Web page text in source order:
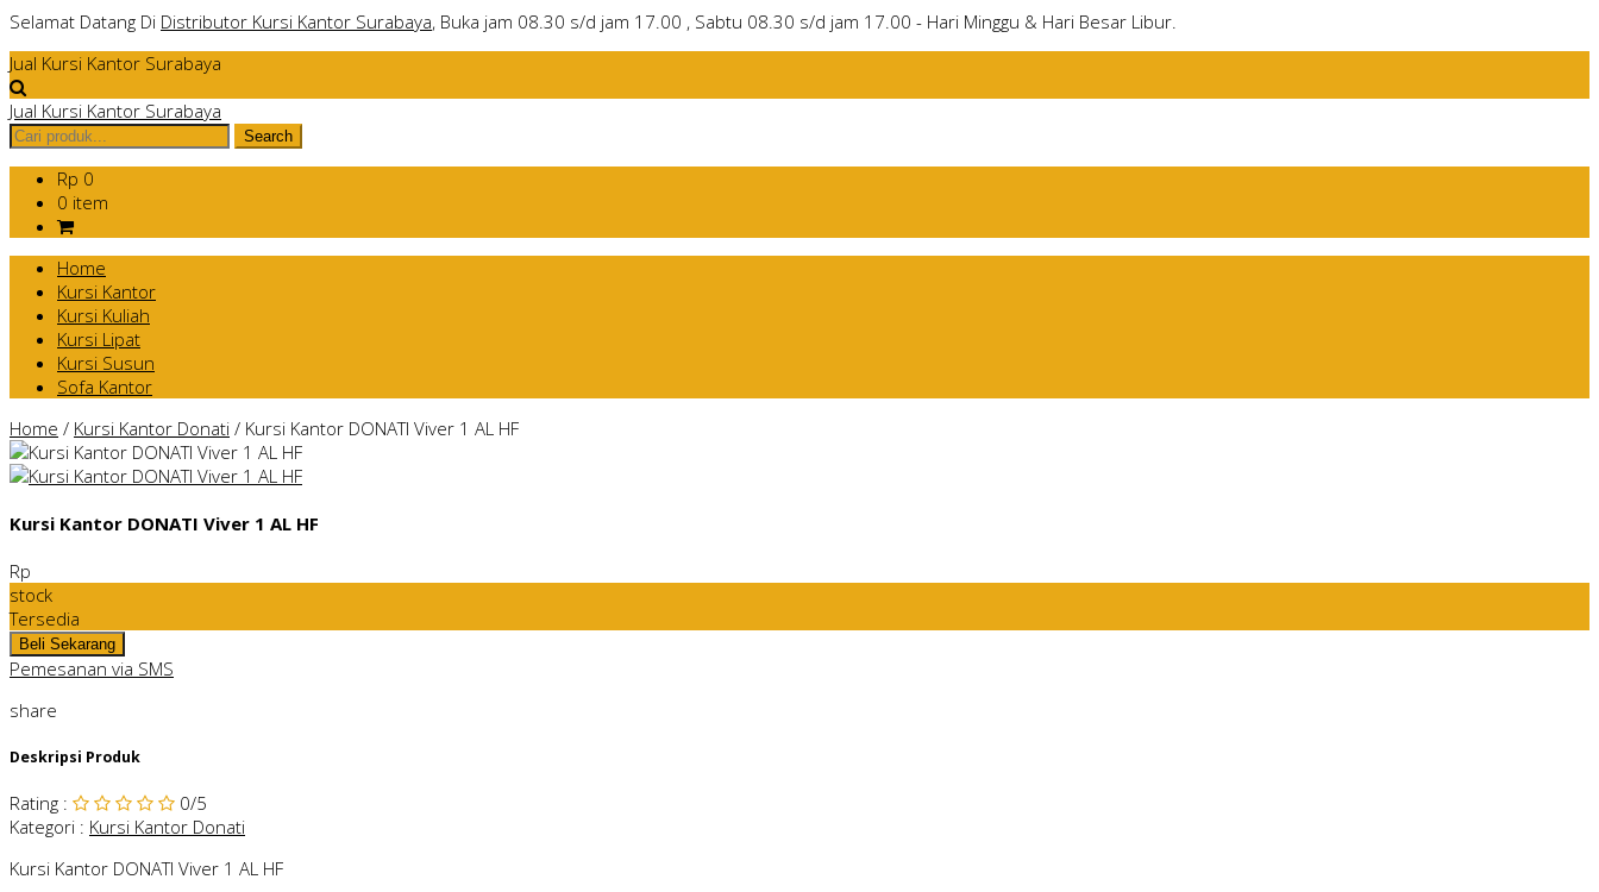
Selamat Datang Di Distributor Kursi Kantor Surabaya, Buka jam 08.30 s/d jam 17.00 , Sabtu 08.30 s/d jam 17.00 - Hari Minggu & Hari Besar Libur.
Jual Kursi Kantor Surabaya
Jual Kursi Kantor Surabaya
Rp 0
0 item
Home
Kursi Kantor
Kursi Kuliah
Kursi Lipat
Kursi Susun
Sofa Kantor
Home / Kursi Kantor Donati / Kursi Kantor DONATI Viver 1 AL HF
Kursi Kantor DONATI Viver 1 AL HF
Rp
stock
Tersedia
Pemesanan via SMS
share
Deskripsi Produk
Rating : 0/5
Kategori : Kursi Kantor Donati
Kursi Kantor DONATI Viver 1 AL HF